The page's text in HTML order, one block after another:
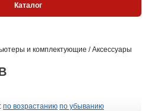
Каталог
и комплектующие /Аксессуары
по возрастанию по убыванию